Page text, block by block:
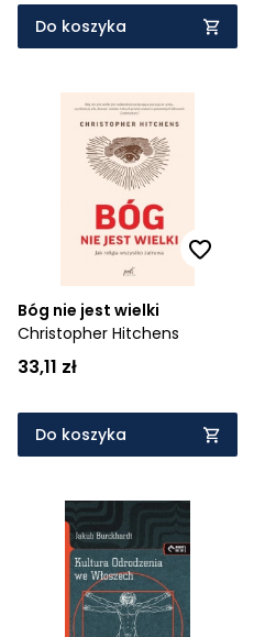
Do koszyka
Bóg nie jest wielki
Christopher Hitchens
33,11 zł
Do koszyka